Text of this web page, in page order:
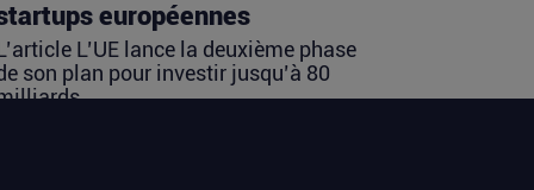
européennes
L’UE lance la deuxième phase
son plan pour investir jusqu’à 80